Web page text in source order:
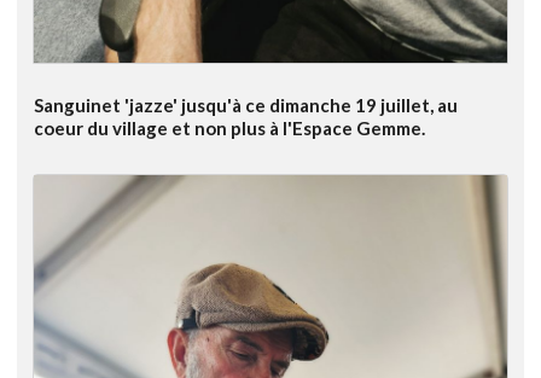
Sanguinet 'jazze' jusqu'à ce dimanche 19 juillet, au
coeur du village et non plus à l'Espace Gemme.